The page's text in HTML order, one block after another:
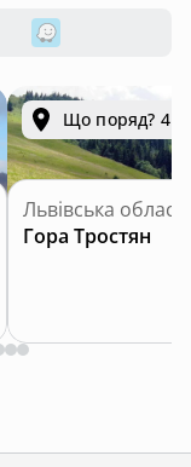
Що поряд? 4.8
Львівська
Гора Тростян